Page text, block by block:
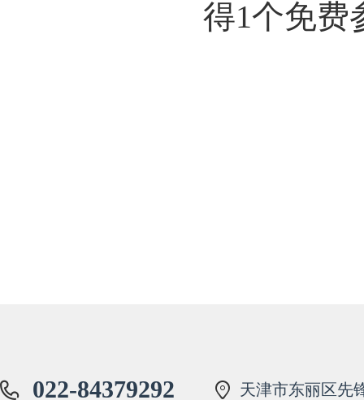
得1个免费
022-84379292 天津市东丽区先